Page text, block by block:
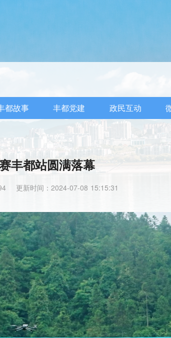
都故事 丰都党建 政民互动
丰都站圆满落幕
更新时间：2024-07-08 15:15:31